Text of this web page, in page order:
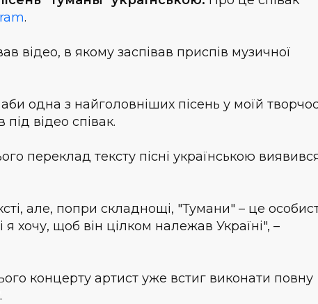
.
відео, в якому заспівав приспів музичної
одна з найголовніших пісень у моїй
відео співак.
переклад тексту пісні українською
але, попри складнощі, "Тумани" – це
я хочу, щоб він цілком належав Україні", –
концерту артист уже встиг виконати повну